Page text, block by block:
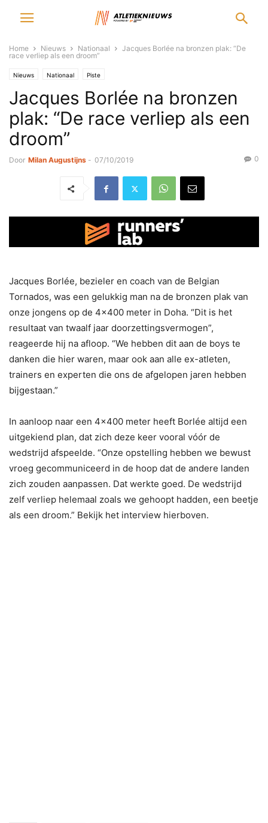
Home Nieuws Nationaal
Jacques Borlée na bronzen plak: “De
race verliep als een droom”
Nieuws Nationaal Piste
Jacques Borlée na bronzen
plak: “De race verliep als een
droom”
Door Milan Augustijns - 07/10/2019 0
Jacques Borlée, bezieler en coach van de Belgian
Tornados, was een gelukkig man na de bronzen plak van
onze jongens op de 4×400 meter in Doha. “Dit is het
resultaat van twaalf jaar doorzettingsvermogen”,
reageerde hij na afloop. “We hebben dit aan de boys te
danken die hier waren, maar ook aan alle ex-atleten,
trainers en experten die ons de afgelopen jaren hebben
bijgestaan.”
In aanloop naar een 4×400 meter heeft Borlée altijd een
uitgekiend plan, dat zich deze keer vooral vóór de
wedstrijd afspeelde. “Onze opstelling hebben we bewust
vroeg gecommuniceerd in de hoop dat de andere landen
zich zouden aanpassen. Dat werkte goed. De wedstrijd
zelf verliep helemaal zoals we gehoopt hadden, een beetje
als een droom.” Bekijk het interview hierboven.